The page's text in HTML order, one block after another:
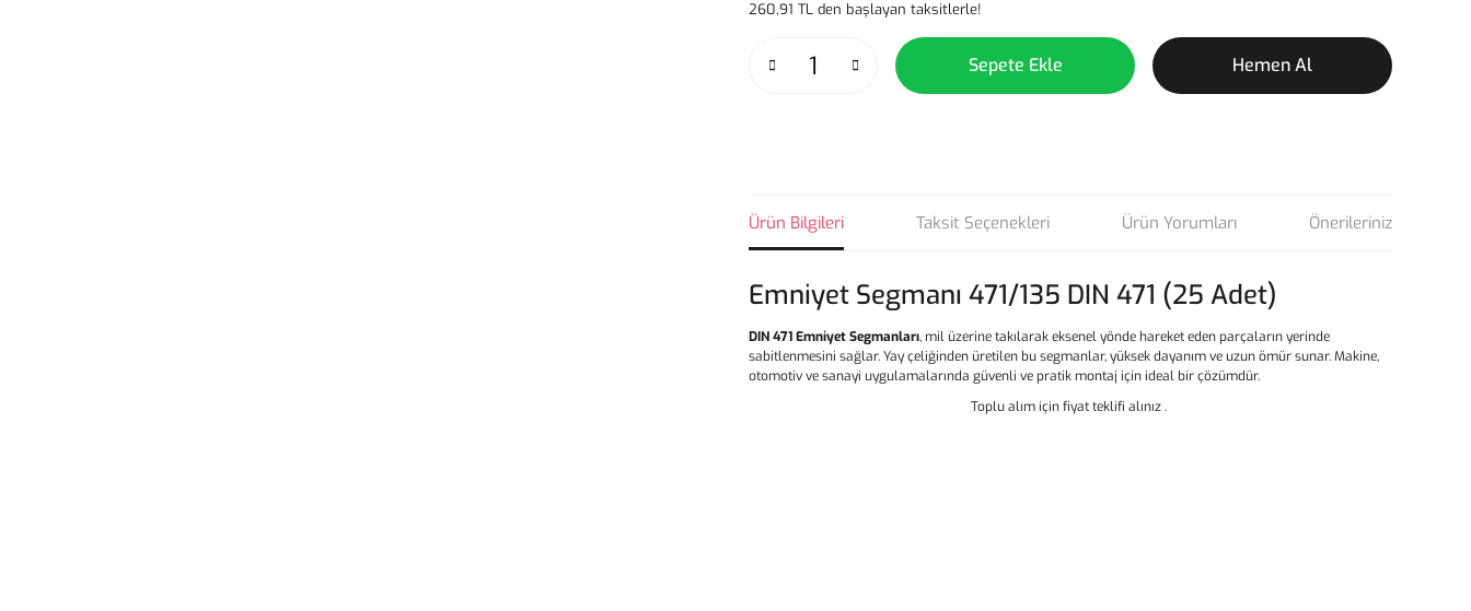
260,91 TL den başlayan taksitlerle!
Sepete Ekle Hemen Al
Ürün Bilgileri Taksit Seçenekleri Ürün Yorumları Önerileriniz
Emniyet Segmanı 471/135 DIN 471 (25 Adet)
DIN 471 Emniyet Segmanları, mil üzerine takılarak eksenel yönde hareket eden parçaların yerinde
sabitlenmesini sağlar. Yay çeliğinden üretilen bu segmanlar, yüksek dayanım ve uzun ömür sunar. Makine,
otomotiv ve sanayi uygulamalarında güvenli ve pratik montaj için ideal bir çözümdür.
Toplu alım için fiyat teklifi alınız .